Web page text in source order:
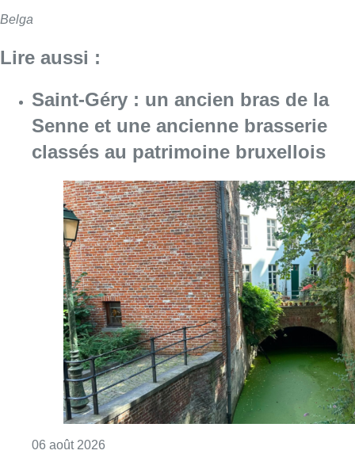
Belga
Lire aussi :
Saint-Géry : un ancien bras de la
Senne et une ancienne brasserie
classés au patrimoine bruxellois
06 août 2026